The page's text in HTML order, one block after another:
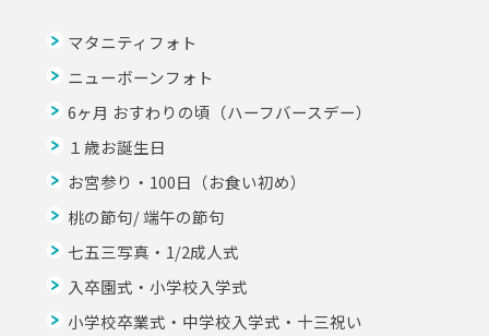
マタニティフォト
ニューボーンフォト
6ヶ月 おすわりの頃（ハーフバースデー）
１歳お誕生日
お宮参り・100日（お食い初め）
桃の節句/ 端午の節句
七五三写真・1/2成人式
入卒園式・小学校入学式
小学校卒業式・中学校入学式・十三祝い